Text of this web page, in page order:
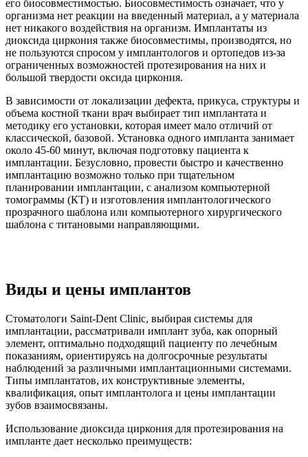
его биосовместимостью. Биосовместимость означает, что у
организма нет реакции на введенный материал, а у материала
нет никакого воздействия на организм. Имплантаты из
диоксида циркония также биосовместимы, производятся, но
не пользуются спросом у имплантологов и ортопедов из-за
ограниченных возможностей протезирования на них и
большой твердости оксида циркония.
В зависимости от локализации дефекта, прикуса, структуры и
объема костной ткани врач выбирает тип имплантата и
методику его установки, которая имеет мало отличий от
классической, базовой. Установка одного импланта занимает
около 45-60 минут, включая подготовку пациента к
имплантации. Безусловно, провести быстро и качественно
имплантацию возможно только при тщательном
планировании имплантации, с анализом компьютерной
томограммы (КТ) и изготовления имплантологического
прозрачного шаблона или компьютерного хирургического
шаблона с титановыми направляющими.
Виды и цены имплантов
Стоматологи Saint-Dent Clinic, выбирая системы для
имплантации, рассматривали имплант зуба, как опорный
элемент, оптимально подходящий пациенту по лечебным
показаниям, ориентируясь на долгосрочные результаты
наблюдений за различными имплантационными системами.
Типы имплантатов, их конструктивные элементы,
квалификация, опыт имплантолога и цены имплантации
зубов взаимосвязаны.
Использование диоксида циркония для протезирования на
импланте дает несколько преимуществ: